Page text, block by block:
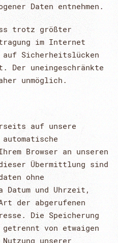
Daten entnehmen.
trotz größter
im Internet
Sicherheitslücken
Der uneingeschränkte
unmöglich.
auf unsere
Browser an unseren
dieser Übermittlung sind
ohne
Datum und Uhrzeit,
der abgerufenen
Die Speicherung
von etwaigen
unserer